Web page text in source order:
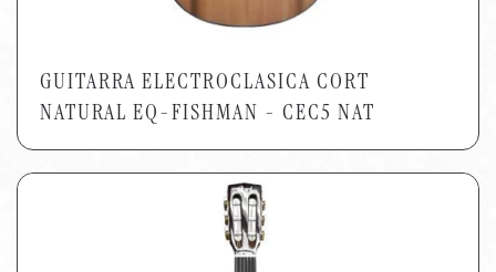
GUITARRA ELECTROCLASICA CORT
NATURAL EQ-FISHMAN - CEC5 NAT